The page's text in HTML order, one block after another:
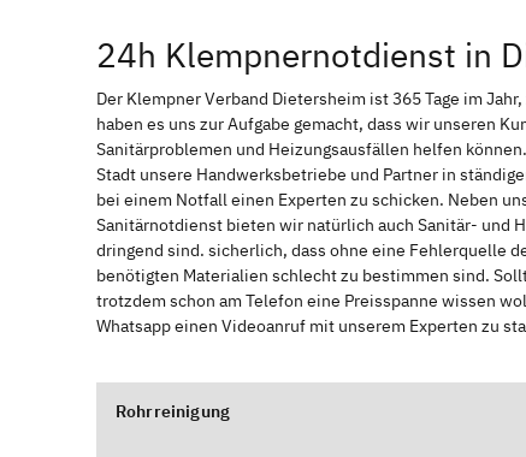
24h Klempnernotdienst in
Der Klempner Verband Dietersheim ist 365 Tage im
haben es uns zur Aufgabe gemacht, dass wir unseren
Sanitärproblemen und Heizungsausfällen helfen
Stadt unsere Handwerksbetriebe und Partner in
bei einem Notfall einen Experten zu schicken. Neben
Sanitärnotdienst bieten wir natürlich auch Sanitär- und
dringend sind. sicherlich, dass ohne eine Fehlerquelle
benötigten Materialien schlecht zu bestimmen sind.
trotzdem schon am Telefon eine Preisspanne wissen
Whatsapp einen Videoanruf mit unserem Experten zu
Rohrreinigung